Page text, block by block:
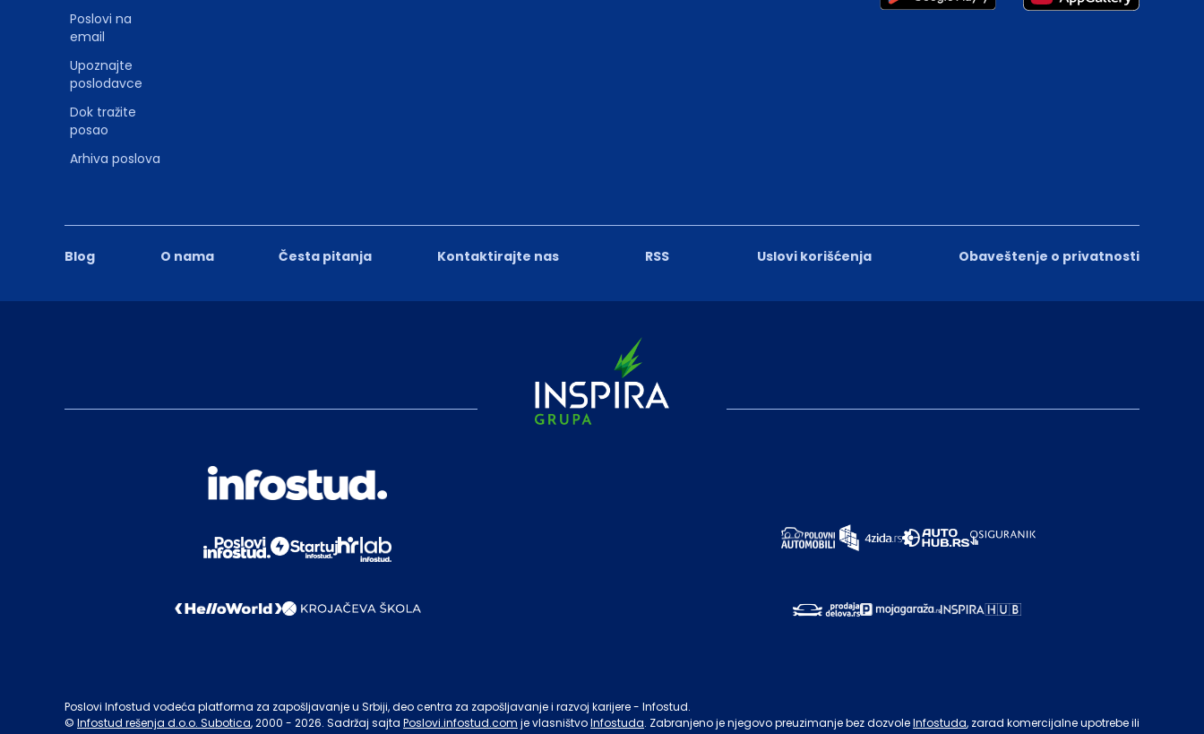
Blog O nama Česta pitanja Kontaktirajte nas RSS Uslovi korišćenja Obaveštenje o privatnosti
Poslovi na
email
Upoznajte
poslodavce
Dok tražite
posao
Arhiva poslova
Poslovi Infostud vodeća platforma za zapošljavanje u Srbiji, deo centra za zapošljavanje i razvoj karijere - Infostud.
© Infostud rešenja d.o.o. Subotica, 2000 - 2026. Sadržaj sajta Poslovi.infostud.com je vlasništvoInfostuda. Zabranjeno je njegovo preuzimanje bez dozvoleInfostuda, zarad komercijalne upotrebe ili